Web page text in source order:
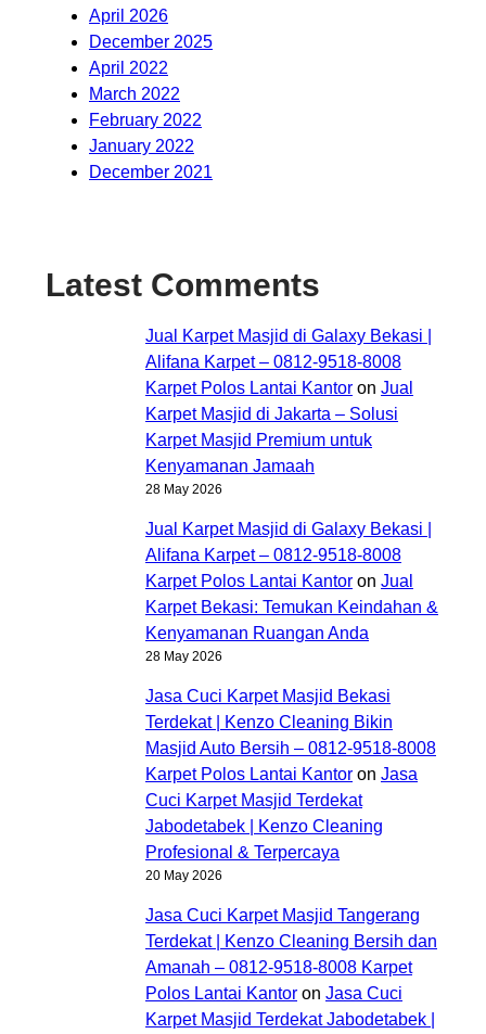
April 2026
December 2025
April 2022
March 2022
February 2022
January 2022
December 2021
Latest Comments
Jual Karpet Masjid di Galaxy Bekasi |
Alifana Karpet – 0812-9518-8008
Karpet Polos Lantai Kantor on Jual
Karpet Masjid di Jakarta – Solusi
Karpet Masjid Premium untuk
Kenyamanan Jamaah
28 May 2026
Jual Karpet Masjid di Galaxy Bekasi |
Alifana Karpet – 0812-9518-8008
Karpet Polos Lantai Kantor on Jual
Karpet Bekasi: Temukan Keindahan &
Kenyamanan Ruangan Anda
28 May 2026
Jasa Cuci Karpet Masjid Bekasi
Terdekat | Kenzo Cleaning Bikin
Masjid Auto Bersih – 0812-9518-8008
Karpet Polos Lantai Kantor on Jasa
Cuci Karpet Masjid Terdekat
Jabodetabek | Kenzo Cleaning
Profesional & Terpercaya
20 May 2026
Jasa Cuci Karpet Masjid Tangerang
Terdekat | Kenzo Cleaning Bersih dan
Amanah – 0812-9518-8008 Karpet
Polos Lantai Kantor on Jasa Cuci
Karpet Masjid Terdekat Jabodetabek |